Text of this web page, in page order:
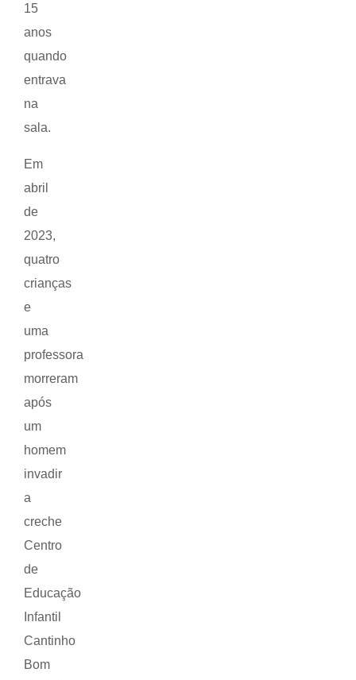
15
anos
quando
entrava
na
sala.
Em
abril
de
2023,
quatro
crianças
e
uma
professora
morreram
após
um
homem
invadir
a
creche
Centro
de
Educação
Infantil
Cantinho
Bom